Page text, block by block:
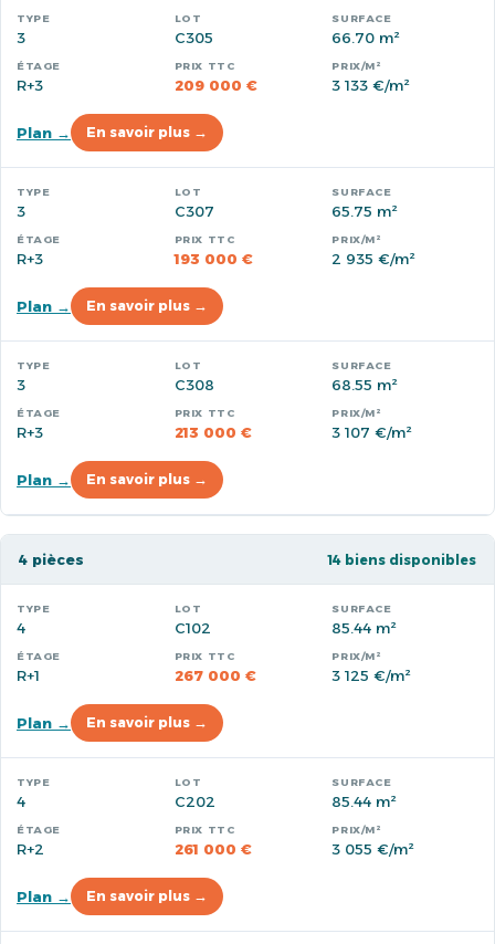
3 C305 66.70 m²
R+3 209 000 € 3 133 €/m²
Plan → En savoir plus →
3 C307 65.75 m²
R+3 193 000 € 2 935 €/m²
Plan → En savoir plus →
3 C308 68.55 m²
R+3 213 000 € 3 107 €/m²
Plan → En savoir plus →
4 pièces 14 biens disponibles
4 C102 85.44 m²
R+1 267 000 € 3 125 €/m²
Plan → En savoir plus →
4 C202 85.44 m²
R+2 261 000 € 3 055 €/m²
Plan → En savoir plus →